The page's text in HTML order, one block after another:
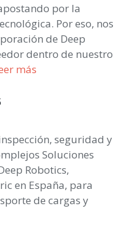
por la
Por eso, nos
de Deep
dentro de nuestro
más
seguridad y
Soluciones
Robotics,
en España, para
de cargas y